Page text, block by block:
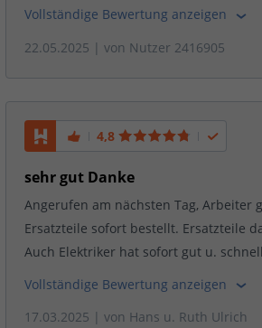
Vollständige Bewertung anzeigen
22.05.2025 | von Nutzer 2416905
4,8
sehr gut Danke
Angerufen am nächsten Tag, Arbeiter
Ersatzteile sofort bestellt. Ersatzteile
Auch Elektriker hat sofort gut u.
Vollständige Bewertung anzeigen
17.03.2025 | von Hans u. Ruth Ulrich